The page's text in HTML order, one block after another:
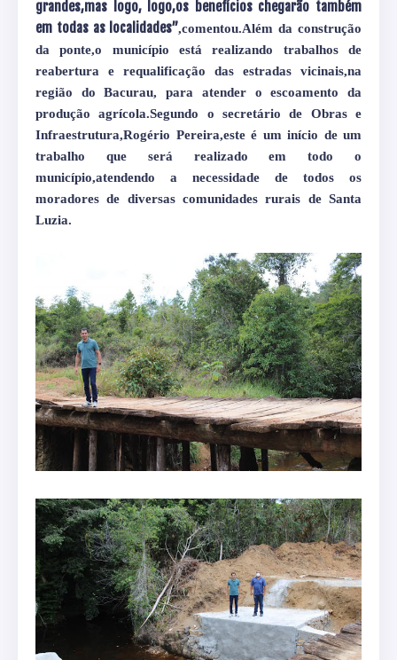
grandes,mas logo, logo,os benefícios chegarão também
em todas as localidades”,comentou.Além da construção
da ponte,o município está realizando trabalhos de
reabertura e requalificação das estradas vicinais,na
região do Bacurau, para atender o escoamento da
produção agrícola.Segundo o secretário de Obras e
Infraestrutura,Rogério Pereira,este é um início de um
trabalho que será realizado em todo o
município,atendendo a necessidade de todos os
moradores de diversas comunidades rurais de Santa
Luzia.